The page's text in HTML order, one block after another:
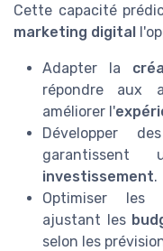
Cette capacité
marketing digital
Adapter la
répondre aux
améliorer l'
Développer
investissement.
Optimiser les
ajustant les
selon les